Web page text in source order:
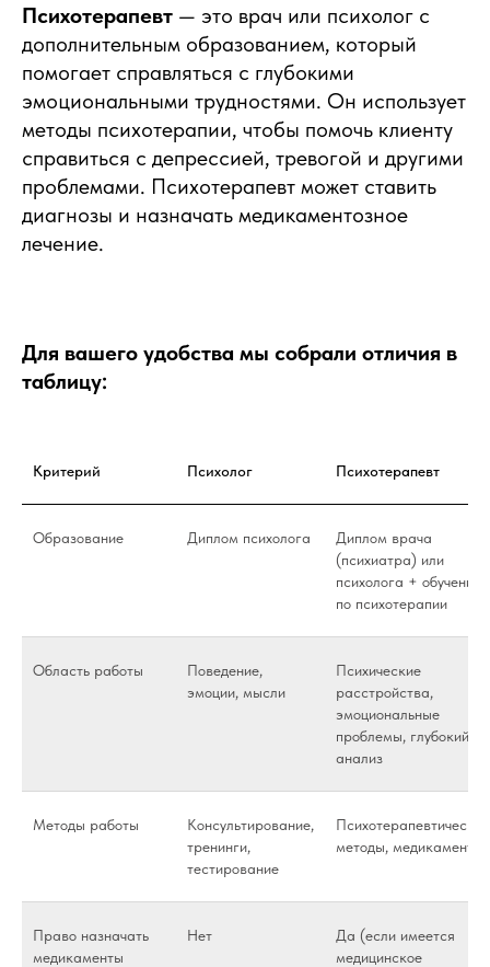
Психотерапевт — это врач или психолог с
дополнительным образованием, который
помогает справляться с глубокими
эмоциональными трудностями. Он использует
методы психотерапии, чтобы помочь клиенту
справиться с депрессией, тревогой и другими
проблемами. Психотерапевт может ставить
диагнозы и назначать медикаментозное
лечение.
Для вашего удобства мы собрали отличия в
таблицу:
Критерий Психолог Психотерапевт
Образование Диплом психолога
Диплом врача
(психиатра) или
психолога + обучение
по психотерапии
Область работы
Поведение,
эмоции, мысли
Психические
расстройства,
эмоциональные
проблемы, глубокий
анализ
Методы работы
Консультирование,
тренинги,
тестирование
Психотерапевтические
методы, медикаменты
Право назначать
медикаменты
Нет
Да (если имеется
медицинское